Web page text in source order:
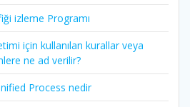
izleme Programı
için kullanılan kurallar veya
ne ad verilir?
Process nedir